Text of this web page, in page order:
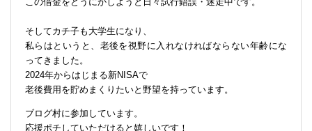
そしてカチ子も大学生になり、
私らはというと、老後を視野に入れなければならない年齢にな
ってきました。
2024年からはじまる新NISAで
老後費用を貯めまくりたいと野望を持っています。
ブログ村に参加しています。
応援ポチしていただけると嬉しいです！